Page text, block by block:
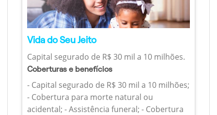
Vida do Seu Jeito
Capital segurado de R$ 30 mil a 10 milhões.
Coberturas e benefícios
- Capital segurado de R$ 30 mil a 10 milhões;
- Cobertura para morte natural ou
acidental; - Assistência funeral; - Cobertura